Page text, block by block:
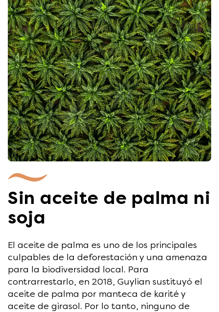
Sin aceite de palma ni
soja
El aceite de palma es uno de los principales
culpables de la deforestación y una amenaza
para la biodiversidad local. Para
contrarrestarlo, en 2018, Guylian sustituyó el
aceite de palma por manteca de karité y
aceite de girasol. Por lo tanto, ninguno de